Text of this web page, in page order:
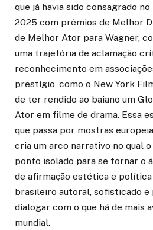
que já havia sido consagrado
2025 com prêmios de Melhor
de Melhor Ator para Wagner,
uma trajetória de aclamação
reconhecimento em
prestígio, como o New York
de ter rendido ao baiano um
Ator em filme de drama. Essa
que passa por mostras
cria um arco narrativo no qual
ponto isolado para se tornar o
de afirmação estética e política
brasileiro autoral, sofisticado e
dialogar com o que há de mais
mundial.